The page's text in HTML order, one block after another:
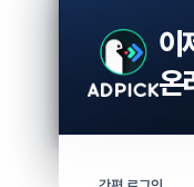
이
온